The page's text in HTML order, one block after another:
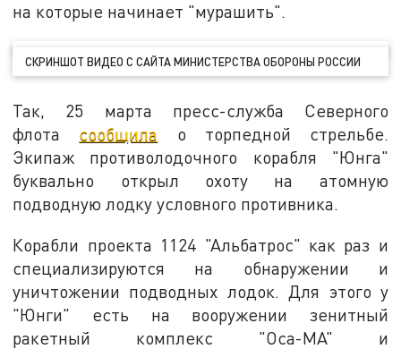
на которые начинает "мурашить".
СКРИНШОТ ВИДЕО С САЙТА МИНИСТЕРСТВА ОБОРОНЫ РОССИИ
Так, 25 марта пресс-служба Северного
флота сообщила о торпедной стрельбе.
Экипаж противолодочного корабля "Юнга"
буквально открыл охоту на атомную
подводную лодку условного противника.
Корабли проекта 1124 "Альбатрос" как раз и
специализируются на обнаружении и
уничтожении подводных лодок. Для этого у
"Юнги" есть на вооружении зенитный
ракетный комплекс "Оса-МА" и